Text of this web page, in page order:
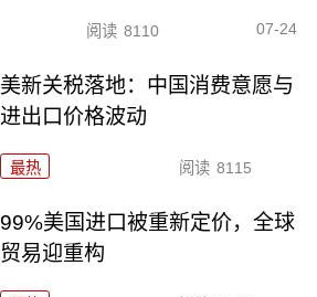
阅读 8110 07-24
美新关税落地：中国消费意愿与
进出口价格波动
最热 阅读 8115
99%美国进口被重新定价，全球
贸易迎重构